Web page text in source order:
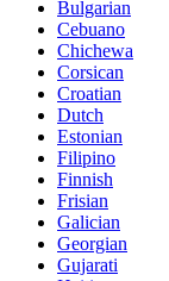
Bulgarian
Cebuano
Chichewa
Corsican
Croatian
Dutch
Estonian
Filipino
Finnish
Frisian
Galician
Georgian
Gujarati